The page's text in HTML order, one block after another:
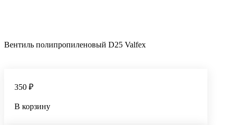
Вентиль полипропиленовый D25 Valfex
350 ₽
В корзину